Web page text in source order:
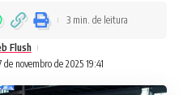
novembro de 2025 19:41
Flush
3 min. de leitura